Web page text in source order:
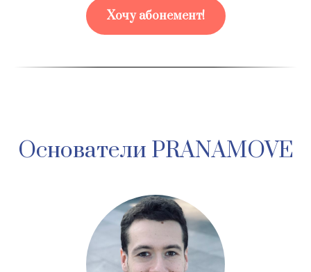
Хочу абонемент!
Основатели PRANAMOVE